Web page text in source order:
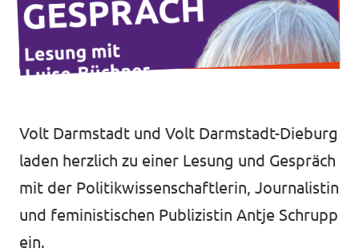
Deine Spende für Volt!
Leichte Sprache
Volt vor Ort in Hessen
Volt Darmstadt und Volt Darmstadt-Dieburg
laden herzlich zu einer Lesung und Gespräch
mit der Politikwissenschaftlerin, Journalistin
und feministischen Publizistin Antje Schrupp
ein.